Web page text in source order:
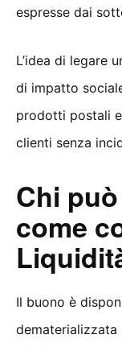
espresse dai
L’idea di legare
di impatto
prodotti postali
clienti senza
Chi
come
Il buono è
dematerializzata